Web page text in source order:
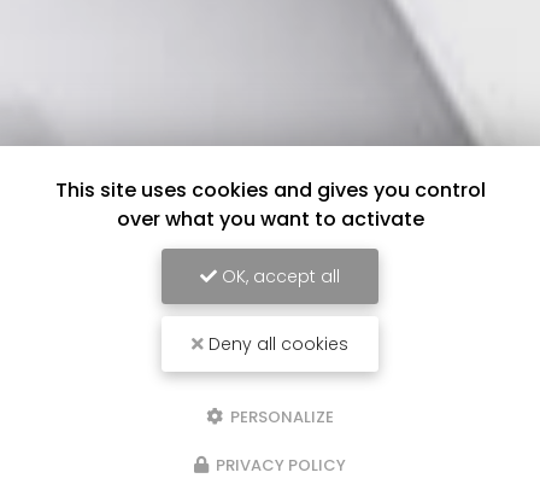
This site uses cookies and gives you control
over what you want to activate
OK, accept all
Deny all cookies
PERSONALIZE
PRIVACY POLICY